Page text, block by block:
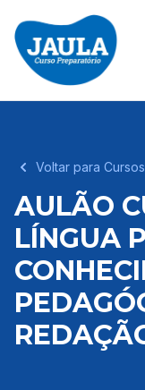
Voltar para Cursos
AULÃO
LÍNGUA